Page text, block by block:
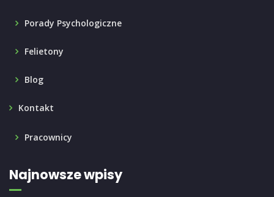
Porady Psychologiczne
Felietony
Blog
Kontakt
Pracownicy
Najnowsze wpisy